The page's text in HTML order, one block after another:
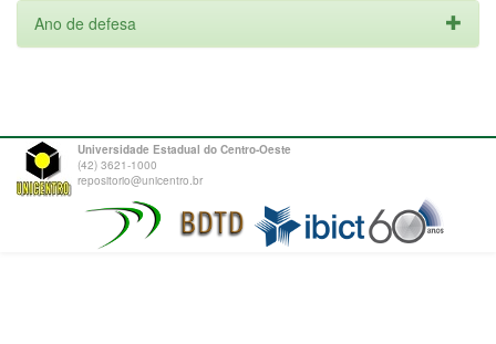
Ano de defesa
Universidade Estadual do Centro-Oeste
(42) 3621-1000
repositorio@unicentro.br